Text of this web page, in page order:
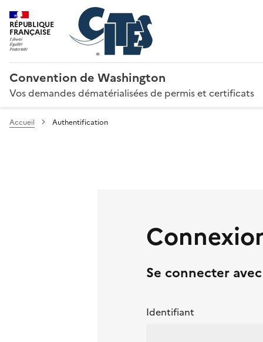
RÉPUBLIQUE
FRANÇAISE
Convention de Washington
Vos demandes dématérialisées de permis et certificats
Accueil Authentification
Se connecter
Identifiant